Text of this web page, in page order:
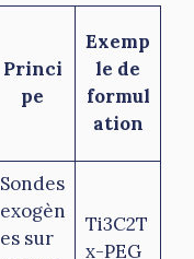
Princi
pe
Exemp
le de
formul
ation
Sondes
exogèn
es sur
Ti3C2T
x-PEG